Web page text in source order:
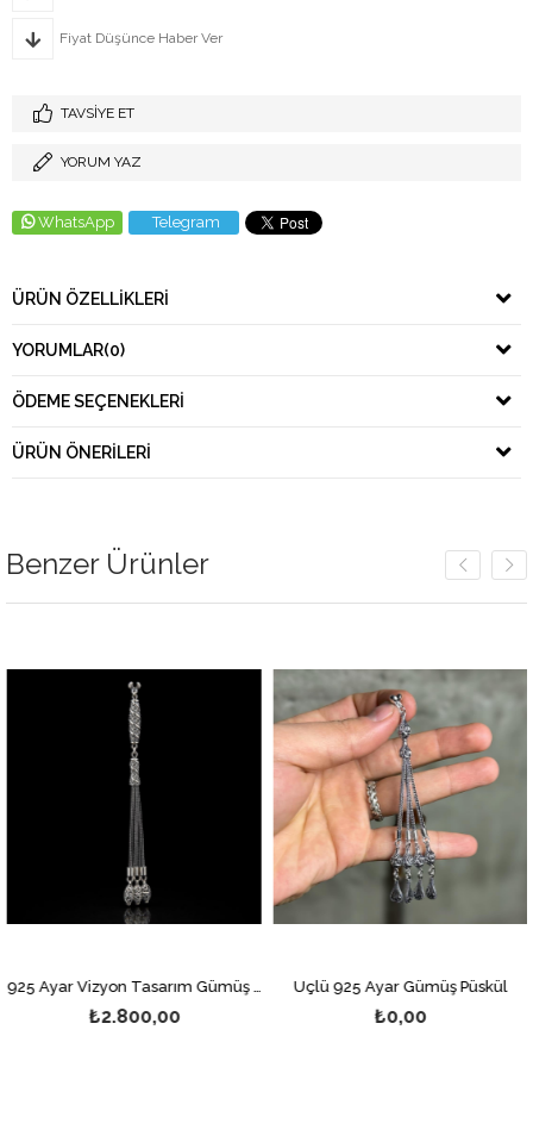
Fiyat Düşünce Haber Ver
TAVSIYE ET
YORUM YAZ
WhatsApp Telegram
ÜRÜN ÖZELLIKLERI
YORUMLAR(0)
ÖDEME SEÇENEKLERI
ÜRÜN ÖNERILERI
Benzer Ürünler
₺2.800,00
Üçlü 925 Ayar Gümüş Püskül
₺0,00